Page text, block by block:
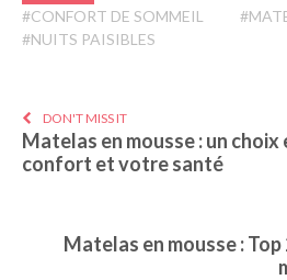
#CONFORT DE SOMMEIL
#NUITS PAISIBLES
DON'T MISS IT
Matelas en mousse : un
confort et votre santé
Matelas en mousse :